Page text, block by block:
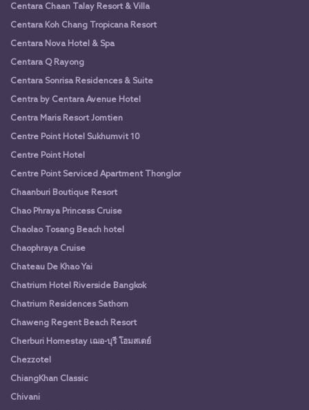
Centara Chaan Talay Resort & Villa
Centara Koh Chang Tropicana Resort
Centara Nova Hotel & Spa
Centara Q Rayong
Centara Sonrisa Residences & Suite
Centra by Centara Avenue Hotel
Centra Maris Resort Jomtien
Centre Point Hotel Sukhumvit 10
Centre Point Hotel
Centre Point Serviced Apartment Thonglor
Chaanburi Boutique Resort
Chao Phraya Princess Cruise
Chaolao Tosang Beach hotel
Chaophraya Cruise
Chateau De Khao Yai
Chatrium Hotel Riverside Bangkok
Chatrium Residences Sathorn
Chaweng Regent Beach Resort
Cherburi Homestay เฌอ-บุรี โฮมสเตย์
Chezzotel
ChiangKhan Classic
Chivani